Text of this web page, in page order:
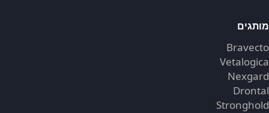
מותגים
Bravecto
Vetalogica
Nexgard
Drontal
Stronghold